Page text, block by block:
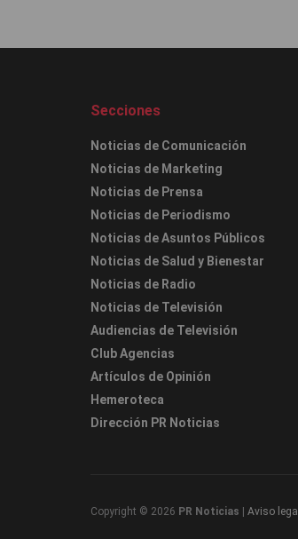
Secciones
Noticias de Comunicación
Noticias de Marketing
Noticias de Prensa
Noticias de Periodismo
Noticias de Asuntos Públicos
Noticias de Salud y Bienestar
Noticias de Radio
Noticias de Televisión
Audiencias de Televisión
Club Agencias
Artículos de Opinión
Hemeroteca
Dirección PR Noticias
Copyright © 2026 PR Noticias Aviso legal